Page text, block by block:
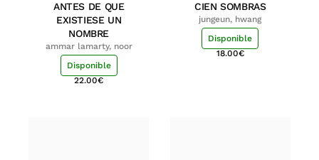
ANTES DE QUE
EXISTIESE UN
NOMBRE
ammar lamarty, noor
Disponible
22.00€
CIEN SOMBRAS
jungeun, hwang
Disponible
18.00€